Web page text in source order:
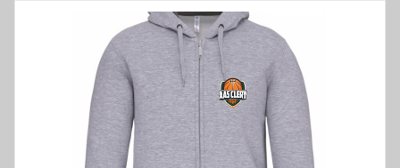
plusieurs
variations.
Les
options
peuvent
être
choisies
sur